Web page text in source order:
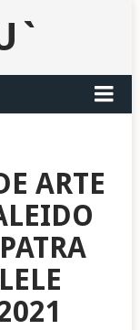
ARTE